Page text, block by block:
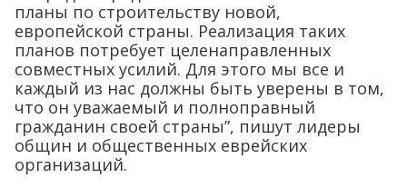
планы по строительству новой,
европейской страны. Реализация таких
планов потребует целенаправленных
совместных усилий. Для этого мы все и
каждый из нас должны быть уверены в том,
что он уважаемый и полноправный
гражданин своей страны”, пишут лидеры
общин и общественных еврейских
организаций.